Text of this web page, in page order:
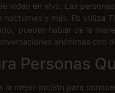
video en vivo. Las
y más. Fb utiliza
puedes hablar de la
anónimas con
Personas
la mejor opción para